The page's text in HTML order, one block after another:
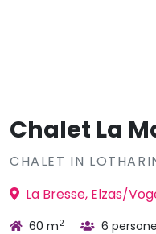
Chalet La
CHALET IN
La Bresse, Elzas/
60 m2 6